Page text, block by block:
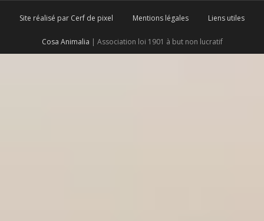
Site réalisé par Cerf de pixel Mentions légales Liens utiles
Cosa Animalia | Association loi 1901 à but non lucratif